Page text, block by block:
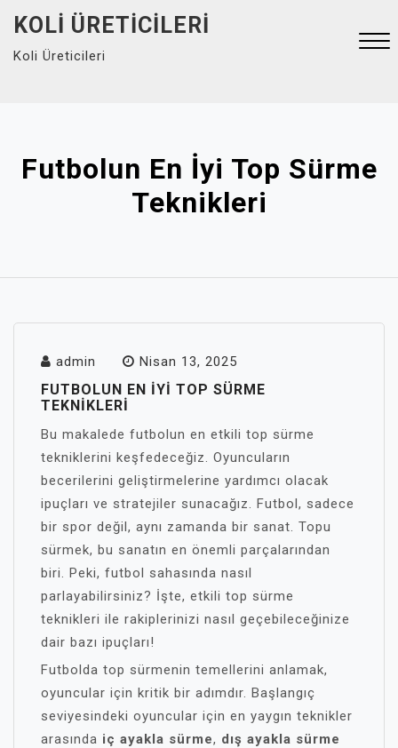
content
KOLI ÜRETICILERI
Koli Üreticileri
Futbolun En İyi Top Sürme
Teknikleri
admin Nisan 13, 2025
FUTBOLUN EN İYI TOP SÜRME
TEKNIKLERI
Bu makalede futbolun en etkili top sürme
tekniklerini keşfedeceğiz. Oyuncuların
becerilerini geliştirmelerine yardımcı olacak
ipuçları ve stratejiler sunacağız. Futbol, sadece
bir spor değil, aynı zamanda bir sanat. Topu
sürmek, bu sanatın en önemli parçalarından
biri. Peki, futbol sahasında nasıl
parlayabilirsiniz? İşte, etkili top sürme
teknikleri ile rakiplerinizi nasıl geçebileceğinize
dair bazı ipuçları!
Futbolda top sürmenin temellerini anlamak,
oyuncular için kritik bir adımdır. Başlangıç
seviyesindeki oyuncular için en yaygın teknikler
arasında iç ayakla sürme, dış ayakla sürme